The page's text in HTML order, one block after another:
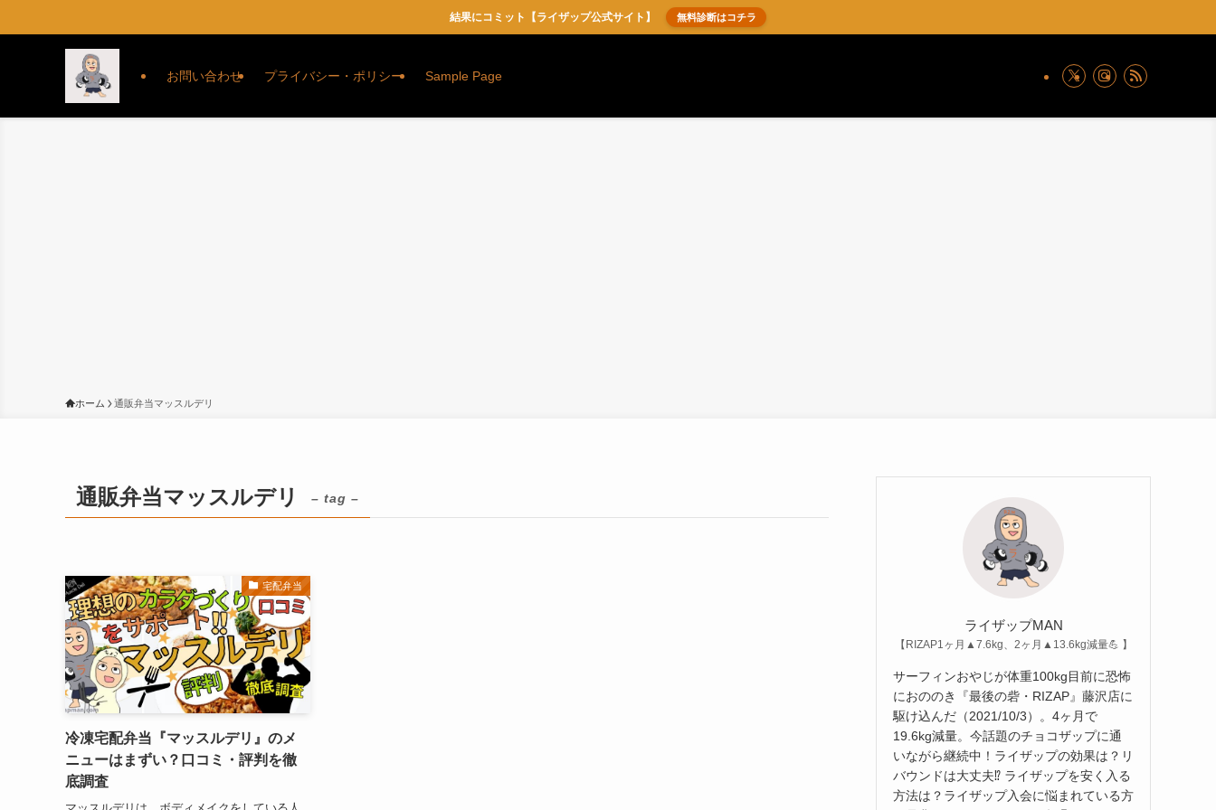
結果にコミット【ライザップ公式サイト】 無料診断はコチラ
お問い合わせ プライバシー・ポリシー Sample Page
ホーム 通販弁当マッスルデリ
通販弁当マッスルデリ – tag –
宅配弁当
冷凍宅配弁当『マッスルデリ』のメ
ニューはまずい？口コミ・評判を徹
底調査
ライザップMAN
【RIZAP1ヶ月▲7.6kg、2ヶ月▲13.6kg減量💪 】
サーフィンおやじが体重100kg目前に恐怖
におののき『最後の砦・RIZAP』藤沢店に
駆け込んだ（2021/10/3）。4ヶ月で
19.6kg減量。今話題のチョコザップに通
いながら継続中！ライザップの効果は？リ
バウンドは大丈夫⁉︎ ライザップを安く入る
方法は？ライザップ入会に悩まれている方